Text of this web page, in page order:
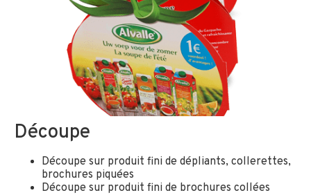
Découpe
Découpe sur produit fini de dépliants, collerettes,
brochures piquées
Découpe sur produit fini de brochures collées